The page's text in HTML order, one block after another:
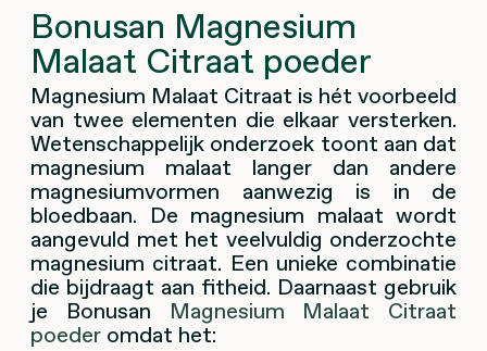
Bonusan Magnesium
Malaat Citraat poeder
Magnesium Malaat Citraat is hét voorbeeld
van twee elementen die elkaar versterken.
Wetenschappelijk onderzoek toont aan dat
magnesium malaat langer dan andere
magnesiumvormen aanwezig is in de
bloedbaan. De magnesium malaat wordt
aangevuld met het veelvuldig onderzochte
magnesium citraat. Een unieke combinatie
die bijdraagt aan fitheid. Daarnaast gebruik
je Bonusan Magnesium Malaat Citraat
poeder omdat het: